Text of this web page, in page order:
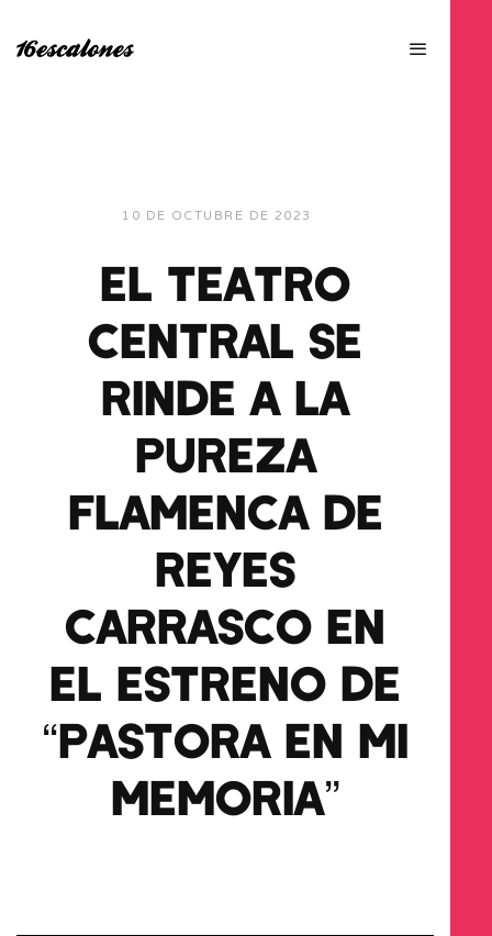
10 DE OCTUBRE DE 2023
EL TEATRO
CENTRAL SE
RINDE A LA
PUREZA
FLAMENCA DE
REYES
CARRASCO EN
EL ESTRENO DE
“PASTORA EN MI
MEMORIA”